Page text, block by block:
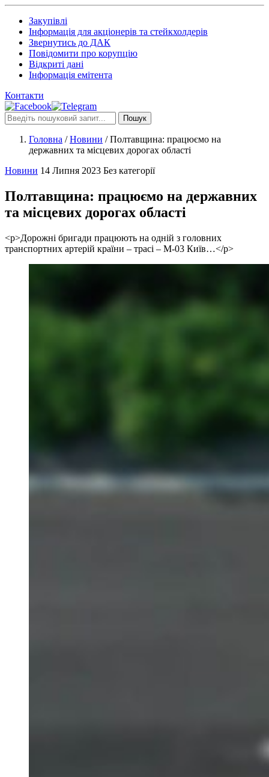
Закупівлі
Інформація для акціонерів та стейкхолдерів
Звернутись до ДАК
Повідомити про корупцію
Відкриті дані
Інформація емітента
Контакти
Пошук
Головна /Новини /Полтавщина: працюємо на
державних та місцевих дорогах області
Новини 14 Липня 2023 Без категорії
Полтавщина: працюємо на державних
та місцевих дорогах області
<p>Дорожні бригади працюють на одній з головних
транспортних артерій країни – трасі – М-03 Київ…</p>